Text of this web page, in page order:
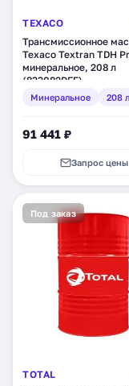
TEXACO
Трансмиссионное
Texaco Textran TDH
минеральное, 208 л
(833082DEE)
Минеральное 208 л
91 441 ₽
Запрос цены
Под заказ
TOTAL